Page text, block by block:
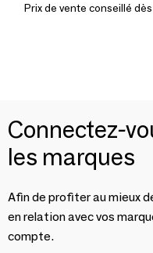
Prix de vente conseillé dès
Connectez-
les marques
Afin de profiter au mieux
en relation avec vos
compte.